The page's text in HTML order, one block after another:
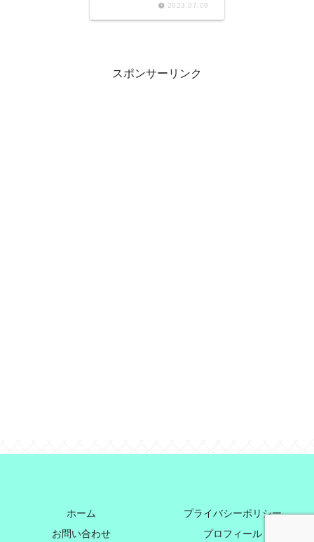
2023.07.09
スポンサーリンク
ホーム
プライバシーポリシー
お問い合わせ
プロフィール